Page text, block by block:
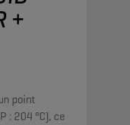
+
point
: 204 °C), ce